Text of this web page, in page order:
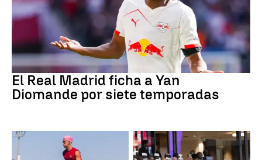
Fútbol
El Real Madrid ficha a Yan
Diomande por siete temporadas